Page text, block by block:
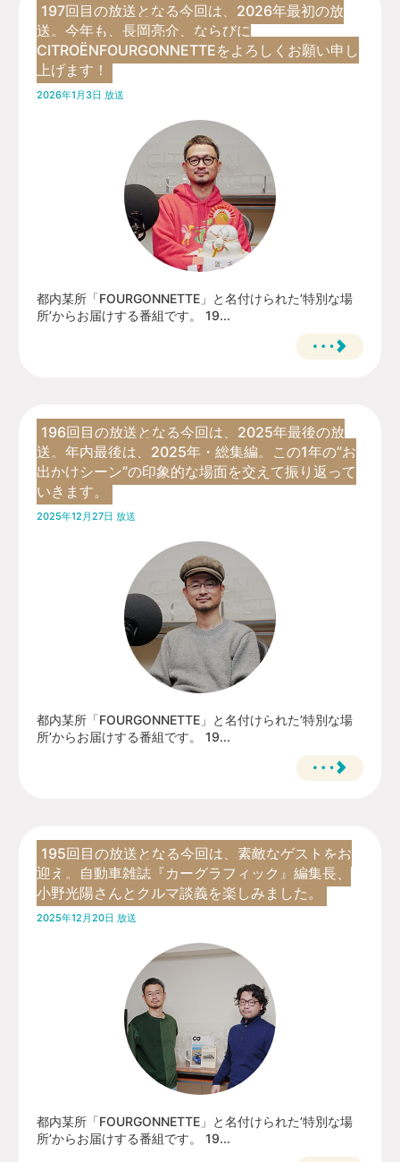
197回目の放送となる今回は、2026年最初の放
送。今年も、長岡亮介、ならびに
CITROËNFOURGONNETTEをよろしくお願い申し
上げます！
2026年1月3日 放送
都内某所「FOURGONNETTE」と名付けられた’特別な場
所’からお届けする番組です。 19...
196回目の放送となる今回は、2025年最後の放
送。年内最後は、2025年・総集編。この1年の”お
出かけシーン”の印象的な場面を交えて振り返って
いきます。
2025年12月27日 放送
都内某所「FOURGONNETTE」と名付けられた’特別な場
所’からお届けする番組です。 19...
195回目の放送となる今回は、素敵なゲストをお
迎え。自動車雑誌『カーグラフィック』編集長、
小野光陽さんとクルマ談義を楽しみました。
2025年12月20日 放送
都内某所「FOURGONNETTE」と名付けられた’特別な場
所’からお届けする番組です。 19...